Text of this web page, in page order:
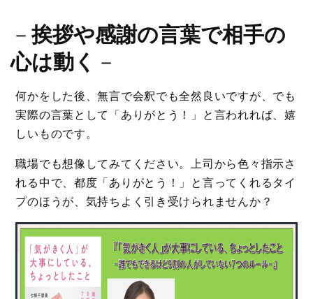
－挨拶や感謝の言葉で相手の
心は動く －
何かをした後、無言で会釈でも全然良いですが、でも
実際の言葉として「ありがとう！」と言われれば、嬉
しいものです。
職場でも想像してみてください。上司から色々指示さ
れる中で、都度「ありがとう！」と言ってくれるタイ
プのほうが、気持ちよく引き受けられませんか？